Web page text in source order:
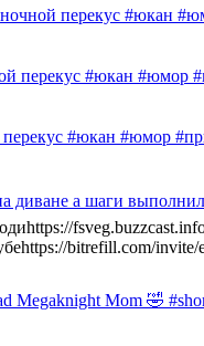
ночной перекус #юкан
перекус #юкан #юмор
#юкан #юмор
диване а шаги
bitrefill.com/
Megaknight Mom 🤣